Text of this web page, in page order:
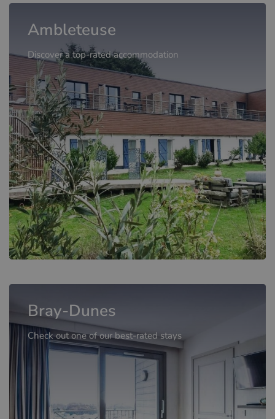
Ambleteuse
Discover a top-rated accommodation
Bray-Dunes
Check out one of our best-rated stays